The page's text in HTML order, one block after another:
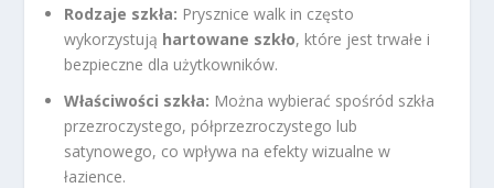
Rodzaje szkła: Prysznice walk in często
wykorzystują hartowane szkło, które jest trwałe i
bezpieczne dla użytkowników.
Właściwości szkła: Można wybierać spośród szkła
przezroczystego, półprzezroczystego lub
satynowego, co wpływa na efekty wizualne w
łazience.